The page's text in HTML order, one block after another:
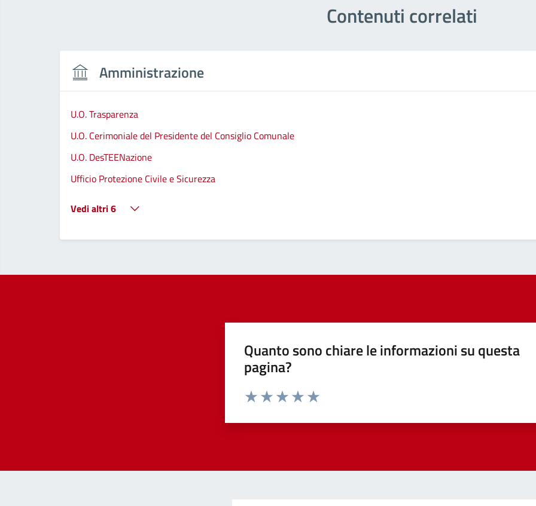
Contenuti correlati
Amministrazione
U.O. Trasparenza
U.O. Cerimoniale del Presidente del Consiglio Comunale
U.O. DesTEENazione
Ufficio Protezione Civile e Sicurezza
Vedi altri 6
Quanto sono chiare le informazioni su questa
pagina?